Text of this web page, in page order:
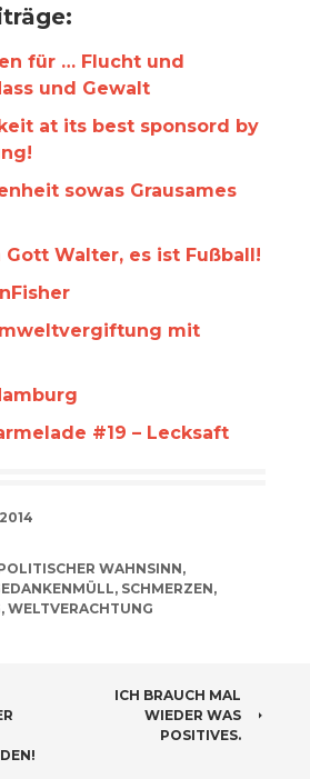
für … Flucht und
und Gewalt
at its best sponsord by
sowas Grausames
Gott Walter, es ist Fußball!
mit
#19 – Lecksaft
WAHNSINN,
, SCHMERZEN,
, WELTVERACHTUNG
ICH BRAUCH MAL
WIEDER WAS
POSITIVES.